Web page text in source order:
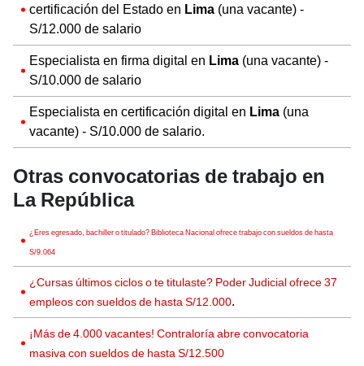
certificación del Estado en Lima (una vacante) -
S/12.000 de salario
Especialista en firma digital en Lima (una vacante) -
S/10.000 de salario
Especialista en certificación digital en Lima (una
vacante) - S/10.000 de salario.
Otras convocatorias de trabajo en
La República
¿Eres egresado, bachiller o titulado? Biblioteca Nacional ofrece trabajo con sueldos de hasta
S/9.064
¿Cursas últimos ciclos o te titulaste? Poder Judicial ofrece 37
empleos con sueldos de hasta S/12.000.
¡Más de 4.000 vacantes! Contraloría abre convocatoria
masiva con sueldos de hasta S/12.500